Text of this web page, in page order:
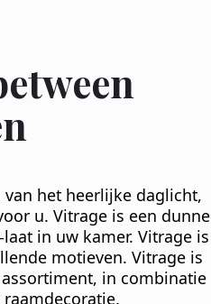
het heerlijke daglicht,
u. Vitrage is een dunne
in uw kamer. Vitrage is
motieven. Vitrage is
in combinatie